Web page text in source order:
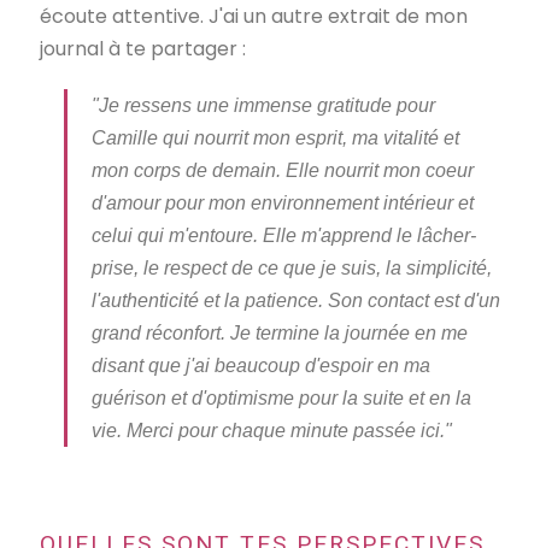
écoute attentive. J'ai un autre extrait de mon
journal à te partager :
"Je ressens une immense gratitude pour
Camille qui nourrit mon esprit, ma vitalité et
mon corps de demain. Elle nourrit mon coeur
d'amour pour mon environnement intérieur et
celui qui m'entoure. Elle m'apprend le lâcher-
prise, le respect de ce que je suis, la simplicité,
l'authenticité et la patience. Son contact est d'un
grand réconfort. Je termine la journée en me
disant que j'ai beaucoup d'espoir en ma
guérison et d'optimisme pour la suite et en la
vie. Merci pour chaque minute passée ici."